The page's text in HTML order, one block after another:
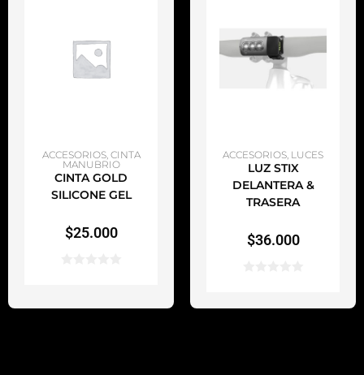
AÑADIR AL CARRITO
ACCESORIOS, CINTA
MANUBRIO
CINTA GOLD
SILICONE GEL
$25.000
AÑADIR AL CARRITO
ACCESORIOS, LUCES
LUZ STIX
DELANTERA &
TRASERA
$36.000